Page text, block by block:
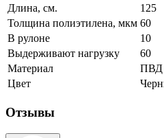
Длина, см.
125
Толщина полиэтилена, мкм 60
В рулоне
10
Выдерживают нагрузку
60
Материал
ПВД
Цвет
Отзывы